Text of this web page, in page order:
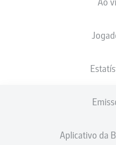
Aplicativo da